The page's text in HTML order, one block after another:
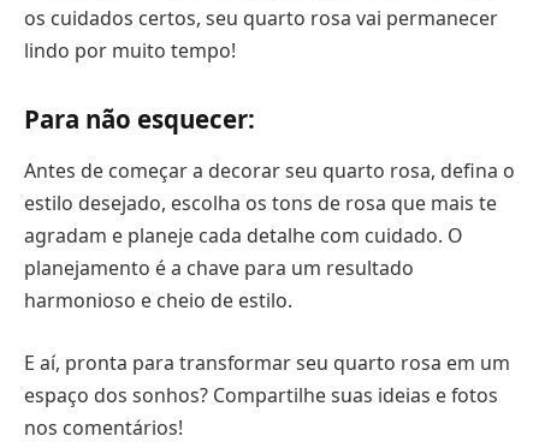
os cuidados certos, seu quarto rosa vai permanecer
lindo por muito tempo!
Para não esquecer:
Antes de começar a decorar seu quarto rosa, defina o
estilo desejado, escolha os tons de rosa que mais te
agradam e planeje cada detalhe com cuidado. O
planejamento é a chave para um resultado
harmonioso e cheio de estilo.
E aí, pronta para transformar seu quarto rosa em um
espaço dos sonhos? Compartilhe suas ideias e fotos
nos comentários!